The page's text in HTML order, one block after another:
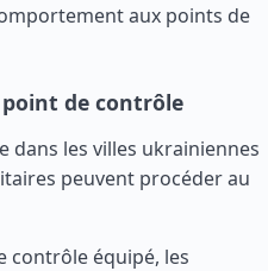
aux points de
de contrôle
dans les villes ukrainiennes
peuvent procéder au
contrôle équipé, les